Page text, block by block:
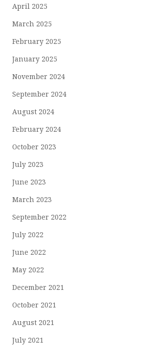
April 2025
March 2025
February 2025
January 2025
November 2024
September 2024
August 2024
February 2024
October 2023
July 2023
June 2023
March 2023
September 2022
July 2022
June 2022
May 2022
December 2021
October 2021
August 2021
July 2021